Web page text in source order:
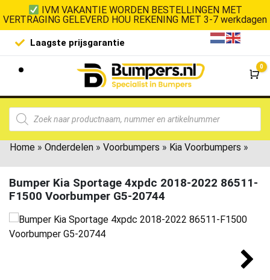
IVM VAKANTIE WORDEN BESTELLINGEN MET
VERTRAGING GELEVERD HOU REKENING MET 3-7 werkdagen
Laagste prijsgarantie De
0
Home » Onderdelen » Voorbumpers » Kia Voorbumpers »
Bumper Kia Sportage 4xpdc 2018-2022 86511-
F1500 Voorbumper G5-20744